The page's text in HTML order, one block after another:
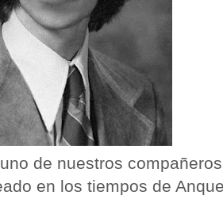
de nuestros
en los tiempos de